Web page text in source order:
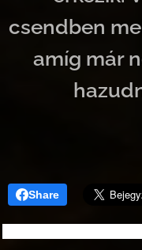
csendben
amíg már
Share